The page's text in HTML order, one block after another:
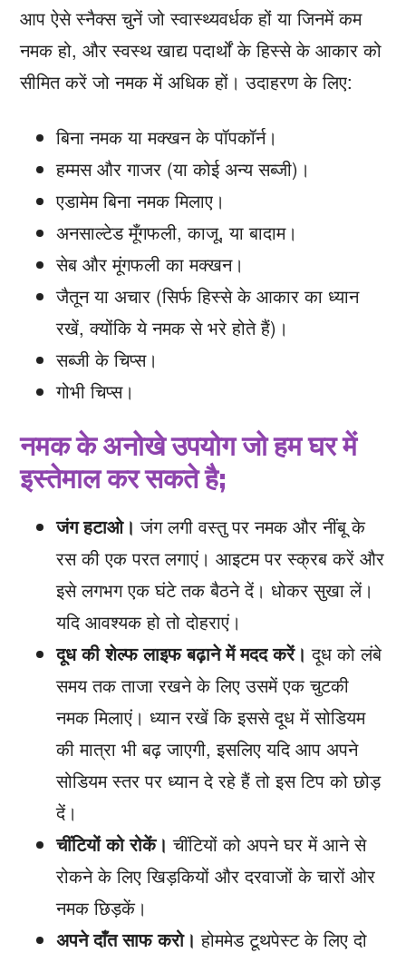
आप ऐसे स्नैक्स चुनें जो स्वास्थ्यवर्धक हों या जिनमें कम
नमक हो, और स्वस्थ खाद्य पदार्थों के हिस्से के आकार को
सीमित करें जो नमक में अधिक हों। उदाहरण के लिए:
बिना नमक या मक्खन के पॉपकॉर्न।
हम्मस और गाजर (या कोई अन्य सब्जी)।
एडामेम बिना नमक मिलाए।
अनसाल्टेड मूँगफली, काजू, या बादाम।
सेब और मूंगफली का मक्खन।
जैतून या अचार (सिर्फ हिस्से के आकार का ध्यान
रखें, क्योंकि ये नमक से भरे होते हैं)।
सब्जी के चिप्स।
गोभी चिप्स।
नमक के अनोखे उपयोग जो हम घर में
इस्तेमाल कर सकते है;
जंग हटाओ। जंग लगी वस्तु पर नमक और नींबू के
रस की एक परत लगाएं। आइटम पर स्क्रब करें और
इसे लगभग एक घंटे तक बैठने दें। धोकर सुखा लें।
यदि आवश्यक हो तो दोहराएं।
दूध की शेल्फ लाइफ बढ़ाने में मदद करें। दूध को लंबे
समय तक ताजा रखने के लिए उसमें एक चुटकी
नमक मिलाएं। ध्यान रखें कि इससे दूध में सोडियम
की मात्रा भी बढ़ जाएगी, इसलिए यदि आप अपने
सोडियम स्तर पर ध्यान दे रहे हैं तो इस टिप को छोड़
दें।
चींटियों को रोकें। चींटियों को अपने घर में आने से
रोकने के लिए खिड़कियों और दरवाजों के चारों ओर
नमक छिड़कें।
अपने दाँत साफ करो। होममेड टूथपेस्ट के लिए दो